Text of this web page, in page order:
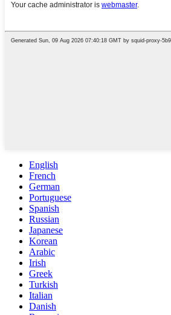
English
French
German
Portuguese
Spanish
Russian
Japanese
Korean
Arabic
Irish
Greek
Turkish
Italian
Danish